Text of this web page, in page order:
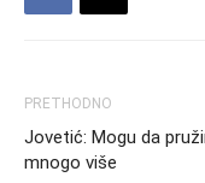
PRETHODNO
Jovetić: Mogu da
mnogo više